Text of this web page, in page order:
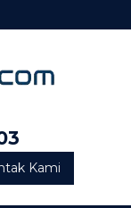
Kami